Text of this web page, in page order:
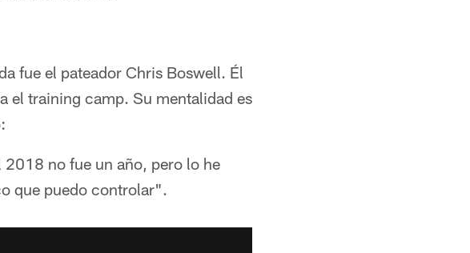
fue el pateador Chris Boswell. Él
el training camp. Su mentalidad es
2018 no fue un año, pero lo he
que puedo controlar".